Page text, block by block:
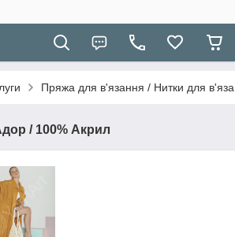
Пряжа для в'язання / Нитки для
/ 100% Акрил